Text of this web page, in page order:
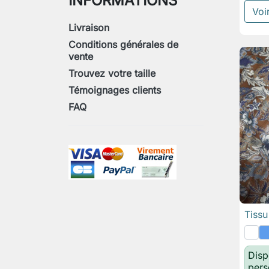
Livraison
Conditions générales de
vente
Trouvez votre taille
Témoignages clients
FAQ
Tissu